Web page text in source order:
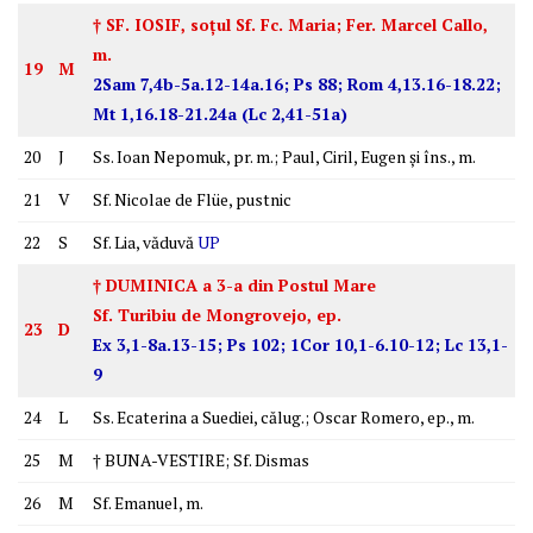
19 M
† SF. IOSIF, soţul Sf. Fc. Maria; Fer. Marcel Callo,
m.
2Sam 7,4b-5a.12-14a.16; Ps 88; Rom 4,13.16-18.22;
Mt 1,16.18-21.24a (Lc 2,41-51a)
20
J
Ss. Ioan Nepomuk, pr. m.; Paul, Ciril, Eugen şi îns., m.
21
V
Sf. Nicolae de Flüe, pustnic
22
S Sf. Lia, văduvăUP
23 D
† DUMINICA a 3-a din Postul Mare
Sf. Turibiu de Mongrovejo, ep.
Ex 3,1-8a.13-15; Ps 102; 1Cor 10,1-6.10-12; Lc 13,1-
9
24
L
Ss. Ecaterina a Suediei, călug.; Oscar Romero, ep., m.
25
M
† BUNA-VESTIRE; Sf. Dismas
26
M
Sf. Emanuel, m.